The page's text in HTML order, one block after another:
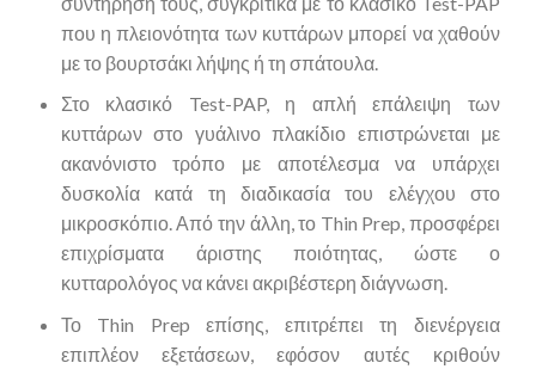
που η πλειονότητα των κυττάρων μπορεί να χαθούν
με το βουρτσάκι λήψης ή τη σπάτουλα.
Στο κλασικό Test-PAP, η απλή επάλειψη των
κυττάρων στο γυάλινο πλακίδιο επιστρώνεται με
ακανόνιστο τρόπο με αποτέλεσμα να υπάρχει
δυσκολία κατά τη διαδικασία του ελέγχου στο
μικροσκόπιο. Από την άλλη, το Thin Prep, προσφέρει
επιχρίσματα άριστης ποιότητας, ώστε ο
κυτταρολόγος να κάνει ακριβέστερη διάγνωση.
Το Thin Prep επίσης, επιτρέπει τη διενέργεια
επιπλέον εξετάσεων, εφόσον αυτές κριθούν